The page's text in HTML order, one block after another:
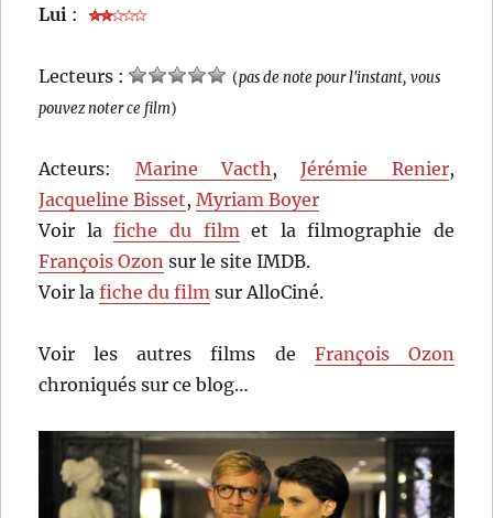
Lui :
Lecteurs : (pas de note pour l'instant, vous
pouvez noter ce film)
Acteurs: Marine Vacth ,Jérémie Renier,
Jacqueline Bisset,Myriam Boyer
Voir lafiche du film et la filmographie de
François Ozon sur le site IMDB.
Voir lafiche du film sur AlloCiné.
Voir les autres films de François Ozon
chroniqués sur ce blog…